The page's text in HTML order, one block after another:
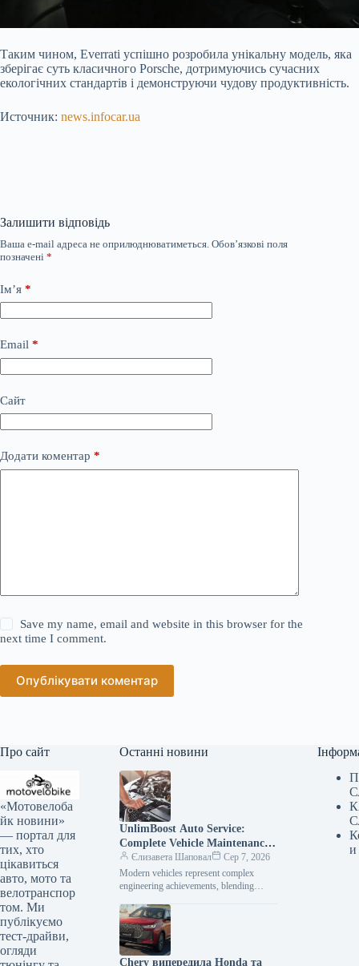
Таким чином, Everrati успішно розробила унікальну модель, яка
зберігає суть класичного Porsche, дотримуючись сучасних
екологічних стандартів і демонструючи чудову продуктивність.
Источник: news.infocar.ua
Залишити відповідь
Ваша e-mail адреса не оприлюднюватиметься. Обов’язкові поля
позначені *
Ім’я *
Email *
Сайт
Додати коментар *
Save my name, email and website in this browser for the
next time I comment.
Опублікувати коментар
Про сайт
«Мотовелоба
йк новини»
— портал для
тих, хто
цікавиться
авто, мото та
велотранспор
том. Ми
публікуємо
тест-драйви,
огляди
Останні новини
UnlimBoost Auto Service:
Complete Vehicle Maintenance
& ECU Tuning
Єлизавета Шаповал
Сер 7, 2026
Modern vehicles represent complex
engineering achievements, blending
with intricate electronic management
systems. When searching for specialized
car…
Chery випередила Honda та
и